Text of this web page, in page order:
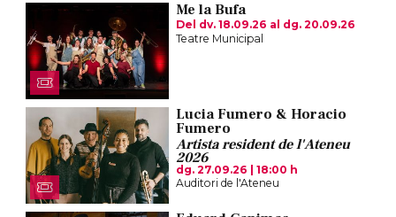
Me la Bufa
Del dv. 18.09.26 al dg. 20.09.26
Teatre Municipal
Lucia Fumero & Horacio
Fumero
Artista resident de l'Ateneu
2026
dg. 27.09.26 |18:00 h
Auditori de l'Ateneu